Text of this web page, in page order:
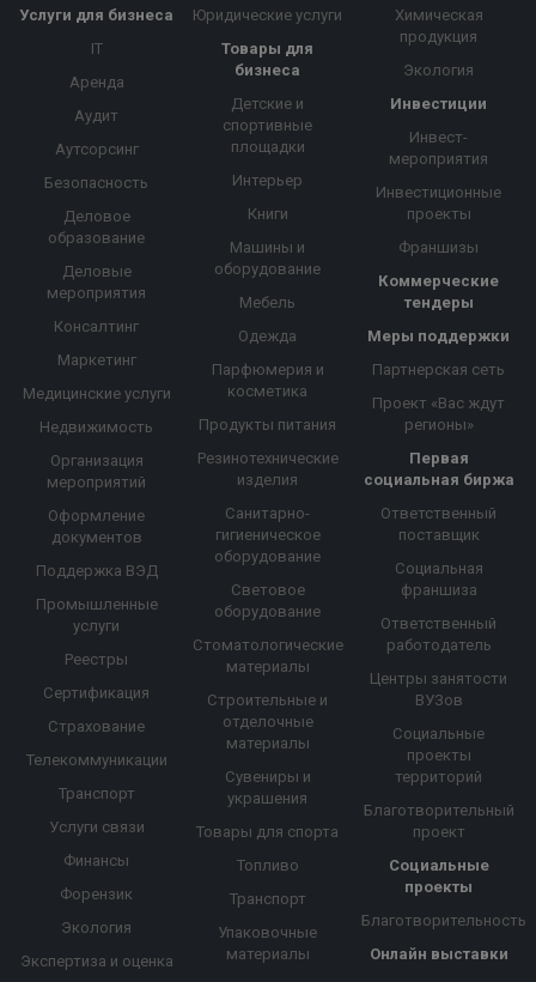
Услуги для бизнеса
IT
Аренда
Аудит
Аутсорсинг
Безопасность
Деловое
образование
Деловые
мероприятия
Консалтинг
Маркетинг
Медицинские услуги
Недвижимость
Организация
мероприятий
Оформление
документов
Поддержка ВЭД
Промышленные
услуги
Реестры
Сертификация
Страхование
Телекоммуникации
Транспорт
Услуги связи
Финансы
Форензик
Экология
Экспертиза и оценка
Юридические услуги
Товары для
бизнеса
Детские и
спортивные
площадки
Интерьер
Книги
Машины и
оборудование
Мебель
Одежда
Парфюмерия и
косметика
Продукты питания
Резинотехнические
изделия
Санитарно-
гигиеническое
оборудование
Световое
оборудование
Стоматологические
материалы
Строительные и
отделочные
материалы
Сувениры и
украшения
Товары для спорта
Топливо
Транспорт
Упаковочные
материалы
Химическая
продукция
Экология
Инвестиции
Инвест-
мероприятия
Инвестиционные
проекты
Франшизы
Коммерческие
тендеры
Меры поддержки
Партнерская сеть
Проект «Вас ждут
регионы»
Первая
социальная биржа
Ответственный
поставщик
Социальная
франшиза
Ответственный
работодатель
Центры занятости
ВУЗов
Социальные
проекты
территорий
Благотворительный
проект
Социальные
проекты
Благотворительность
Онлайн выставки